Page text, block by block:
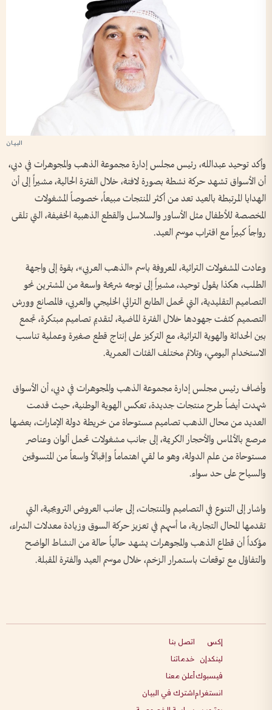
وأكد توحيد عبدالله، رئيس مجلس إدارة مجموعة الذهب والمجوهرات في دبي،
أن الأسواق تشهد حركة نشطة بصورة لافتة، خلال الفترة الحالية، مشيراً إلى أن
الهدايا المرتبطة بالعيد تعد من أكثر المنتجات مبيعاً، خصوصاً المشغولات
المخصصة للأطفال مثل الأساور والسلاسل والقطع الذهبية الخفيفة، التي تلقى
رواجاً كبيراً مع اقتراب موسم العيد.
وعادت المشغولات التراثية، المعروفة باسم «الذهب العربي»، بقوة إلى واجهة
الطلب، هكذا يقول توحيد، مشيراً إلى توجه شريحة واسعة من المشترين نحو
التصاميم التقليدية، التي تحمل الطابع التراثي الخليجي والعربي، فالمصانع وورش
التصميم كثفت جهودها خلال الفترة الماضية، لتقديم تصاميم مبتكرة، تجمع
بين الحداثة والهوية التراثية، مع التركيز على إنتاج قطع صغيرة وعملية تناسب
الاستخدام اليومي، وتلائم مختلف الفئات العمرية.
وأضاف رئيس مجلس إدارة مجموعة الذهب والمجوهرات في دبي، أن الأسواق
شهدت أيضاً طرح منتجات جديدة، تعكس الهوية الوطنية، حيث قدمت
العديد من محال الذهب تصاميم مستوحاة من خريطة دولة الإمارات، بعضها
مرصع بالألماس والأحجار الكريمة، إلى جانب مشغولات تحمل ألوان وعناصر
مستوحاة من علم الدولة، وهو ما لقي اهتماماً وإقبالاً واسعاً من المتسوقين
والسياح على حد سواء.
واشار إلى التنوع في التصاميم والمنتجات، إلى جانب العروض الترويجية، التي
تقدمها المحال التجارية، ما أسهم في تعزيز حركة السوق وزيادة معدلات الشراء،
مؤكداً أن قطاع الذهب والمجوهرات يشهد حالياً حالة من النشاط الواضح
والتفاؤل مع توقعات باستمرار الزخم، خلال موسم العيد والفترة المقبلة.
إكس
لينكدإن
فيسبوك
انستغرام
اتصل بنا
خدماتنا
أعلن معنا
اشترك في البيان